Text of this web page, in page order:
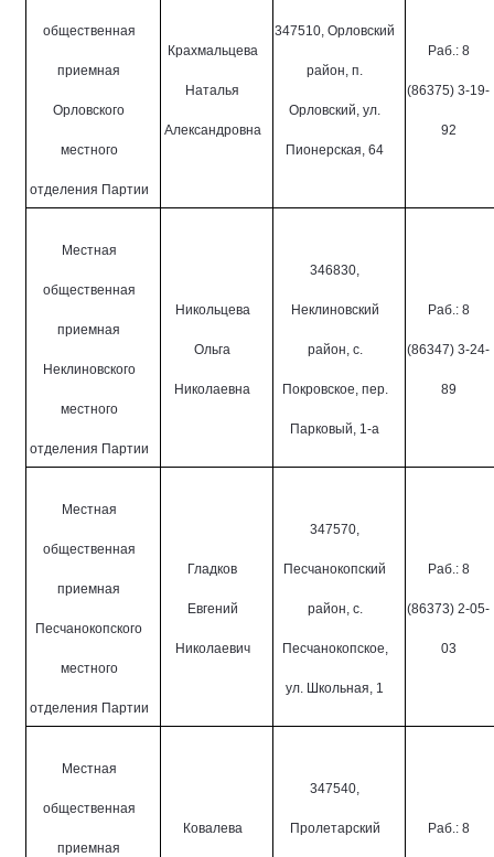
общественная
приемная
Орловского
местного
отделения Партии
Крахмальцева
Наталья
Александровна
347510, Орловский
район, п.
Орловский, ул.
Пионерская, 64
Раб.: 8
(86375) 3-19-
92
Местная
общественная
приемная
Неклиновского
местного
отделения Партии
Никольцева
Ольга
Николаевна
346830,
Неклиновский
район, с.
Покровское, пер.
Парковый, 1-а
Раб.: 8
(86347) 3-24-
89
Местная
общественная
приемная
Песчанокопского
местного
отделения Партии
Гладков
Евгений
Николаевич
347570,
Песчанокопский
район, с.
Песчанокопское,
ул. Школьная, 1
Раб.: 8
(86373) 2-05-
03
Местная
общественная
приемная
Ковалева
347540,
Пролетарский Раб.: 8